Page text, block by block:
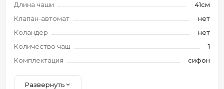
Длина чаши
41см
Клапан-автомат
нет
Коландер
нет
Количество чаш
1
Комплектация
сифон
Развернуть